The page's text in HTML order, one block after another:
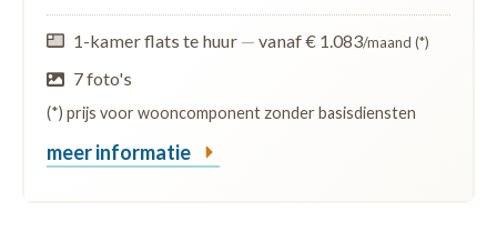
1-kamer flats te huur — vanaf € 1.083/maand (*)
7 foto's
(*) prijs voor wooncomponent zonder basisdiensten
meer informatie